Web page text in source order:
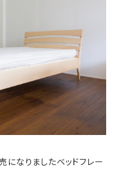
になりましたベッドフレー